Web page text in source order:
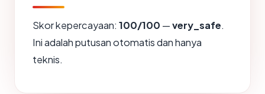
Skor kepercayaan: 100/100 —very_safe.
Ini adalah putusan otomatis dan hanya
teknis.